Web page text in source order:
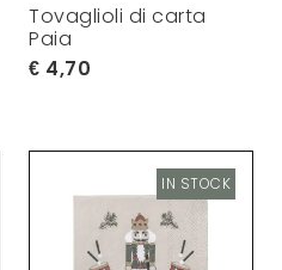
Tovaglioli di carta
Paia
4,70
IN STOCK